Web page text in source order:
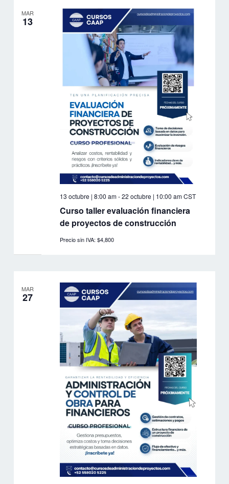
MAR
13
Curso taller evaluación financiera
de proyectos de construcción
13 octubre | 8:00 am-22 octubre | 10:00 amCST
Precio sin IVA: $4,800
MAR
27